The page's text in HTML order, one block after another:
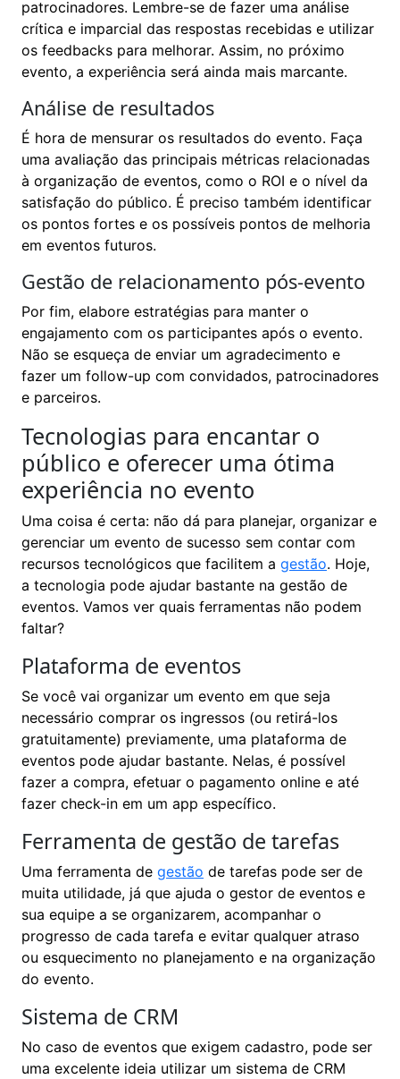
patrocinadores. Lembre-se de fazer uma análise
crítica e imparcial das respostas recebidas e utilizar
os feedbacks para melhorar. Assim, no próximo
evento, a experiência será ainda mais marcante.
Análise de resultados
É hora de mensurar os resultados do evento. Faça
uma avaliação das principais métricas relacionadas
à organização de eventos, como o ROI e o nível da
satisfação do público. É preciso também identificar
os pontos fortes e os possíveis pontos de melhoria
em eventos futuros.
Gestão de relacionamento pós-evento
Por fim, elabore estratégias para manter o
engajamento com os participantes após o evento.
Não se esqueça de enviar um agradecimento e
fazer um follow-up com convidados, patrocinadores
e parceiros.
Tecnologias para encantar o
público e oferecer uma ótima
experiência no evento
Uma coisa é certa: não dá para planejar, organizar e
gerenciar um evento de sucesso sem contar com
recursos tecnológicos que facilitem a gestão. Hoje,
a tecnologia pode ajudar bastante na gestão de
eventos. Vamos ver quais ferramentas não podem
faltar?
Plataforma de eventos
Se você vai organizar um evento em que seja
necessário comprar os ingressos (ou retirá-los
gratuitamente) previamente, uma plataforma de
eventos pode ajudar bastante. Nelas, é possível
fazer a compra, efetuar o pagamento online e até
fazer check-in em um app específico.
Ferramenta de gestão de tarefas
Uma ferramenta de gestão de tarefas pode ser de
muita utilidade, já que ajuda o gestor de eventos e
sua equipe a se organizarem, acompanhar o
progresso de cada tarefa e evitar qualquer atraso
ou esquecimento no planejamento e na organização
do evento.
Sistema de CRM
No caso de eventos que exigem cadastro, pode ser
uma excelente ideia utilizar um sistema de CRM